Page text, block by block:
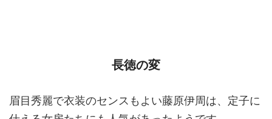
長徳の変
眉目秀麗で衣装のセンスもよい藤原伊周は、定子に